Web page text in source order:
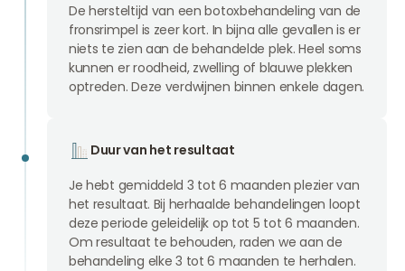
De hersteltijd van een botoxbehandeling van de
fronsrimpel is zeer kort. In bijna alle gevallen is er
niets te zien aan de behandelde plek. Heel soms
kunnen er roodheid, zwelling of blauwe plekken
optreden. Deze verdwijnen binnen enkele dagen.
Duur van het resultaat
Je hebt gemiddeld 3 tot 6 maanden plezier van
het resultaat. Bij herhaalde behandelingen loopt
deze periode geleidelijk op tot 5 tot 6 maanden.
Om resultaat te behouden, raden we aan de
behandeling elke 3 tot 6 maanden te herhalen.